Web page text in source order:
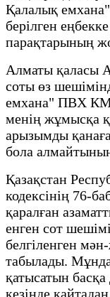
Қалалық
берілген
парақтарының
Алматы қаласы
соты өз
емхана" ПВХ
менің жұмысқа
арызымды
бола
Қазақстан
кодексінің 76-
қаралған
енген сот
белгіленген
табылады.
қатысатын басқа
кезінде